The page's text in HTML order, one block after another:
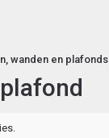
wanden en plafonds